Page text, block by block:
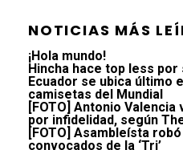
NOTICIAS MÁS
¡Hola mundo!
Hincha hace top less por
Ecuador se ubica último
camisetas del Mundial
[FOTO] Antonio
por infidelidad, según
[FOTO] Asambleísta
convocados de la ‘Tri’